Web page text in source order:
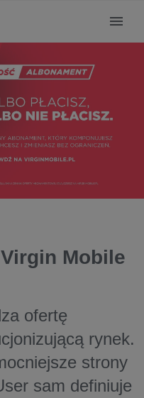
Mobile
ofertę
rynek.
strony
sam definiuje